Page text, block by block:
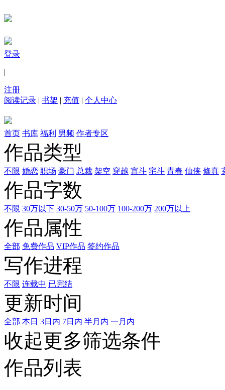
登录
|
注册
阅读记录 | 书架 | 充值 | 个人中心
首页 书库 福利 男频 作者专区
作品类型
不限 婚恋 职场 豪门 总裁 架空 穿越 宫斗 宅斗 青春 仙侠 修真
作品字数
不限 30万以下 30-50万 50-100万 100-200万 200万以上
作品属性
全部 免费作品 VIP作品 签约作品
写作进程
不限 连载中 已完结
更新时间
全部 本日 3日内 7日内 半月内 一月内
收起更多筛选条件
作品列表